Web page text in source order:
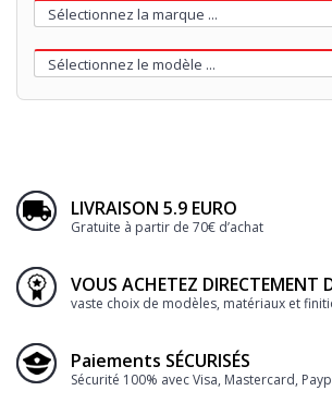
LIVRAISON 5.9 EURO
Gratuite à partir de 70€ d’achat
VOUS ACHETEZ DIRECTEMENT
vaste choix de modèles, matériaux et
Paiements SÉCURISÉS
Sécurité 100% avec Visa, Mastercard,